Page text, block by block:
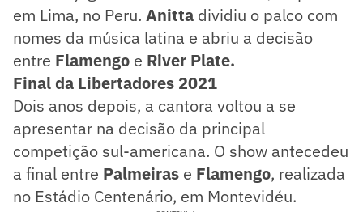
em Lima, no Peru. Anitta dividiu o palco com
nomes da música latina e abriu a decisão
entre Flamengo e River Plate.
Final da Libertadores 2021
Dois anos depois, a cantora voltou a se
apresentar na decisão da principal
competição sul-americana. O show antecedeu
a final entre Palmeiras e Flamengo, realizada
no Estádio Centenário, em Montevidéu.